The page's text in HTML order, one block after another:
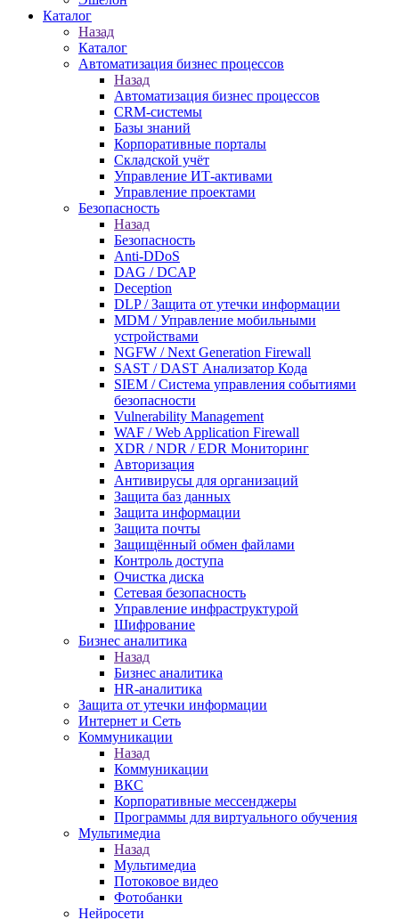
Каталог
Назад
Каталог
Автоматизация бизнес процессов
Назад
Автоматизация бизнес процессов
CRM-системы
Базы знаний
Корпоративные порталы
Складской учёт
Управление ИТ-активами
Управление проектами
Безопасность
Назад
Безопасность
Anti-DDoS
DAG / DCAP
Deception
DLP / Защита от утечки информации
MDM / Управление мобильными
устройствами
NGFW / Next Generation Firewall
SAST / DAST Анализатор Кода
SIEM / Система управления событиями
безопасности
Vulnerability Management
WAF / Web Application Firewall
XDR / NDR / EDR Мониторинг
Авторизация
Антивирусы для организаций
Защита баз данных
Защита информации
Защита почты
Защищённый обмен файлами
Контроль доступа
Очистка диска
Сетевая безопасность
Управление инфраструктурой
Шифрование
Бизнес аналитика
Назад
Бизнес аналитика
HR-аналитика
Защита от утечки информации
Интернет и Сеть
Коммуникации
Назад
Коммуникации
ВКС
Корпоративные мессенджеры
Программы для виртуального обучения
Мультимедиа
Назад
Мультимедиа
Потоковое видео
Фотобанки
Нейросети